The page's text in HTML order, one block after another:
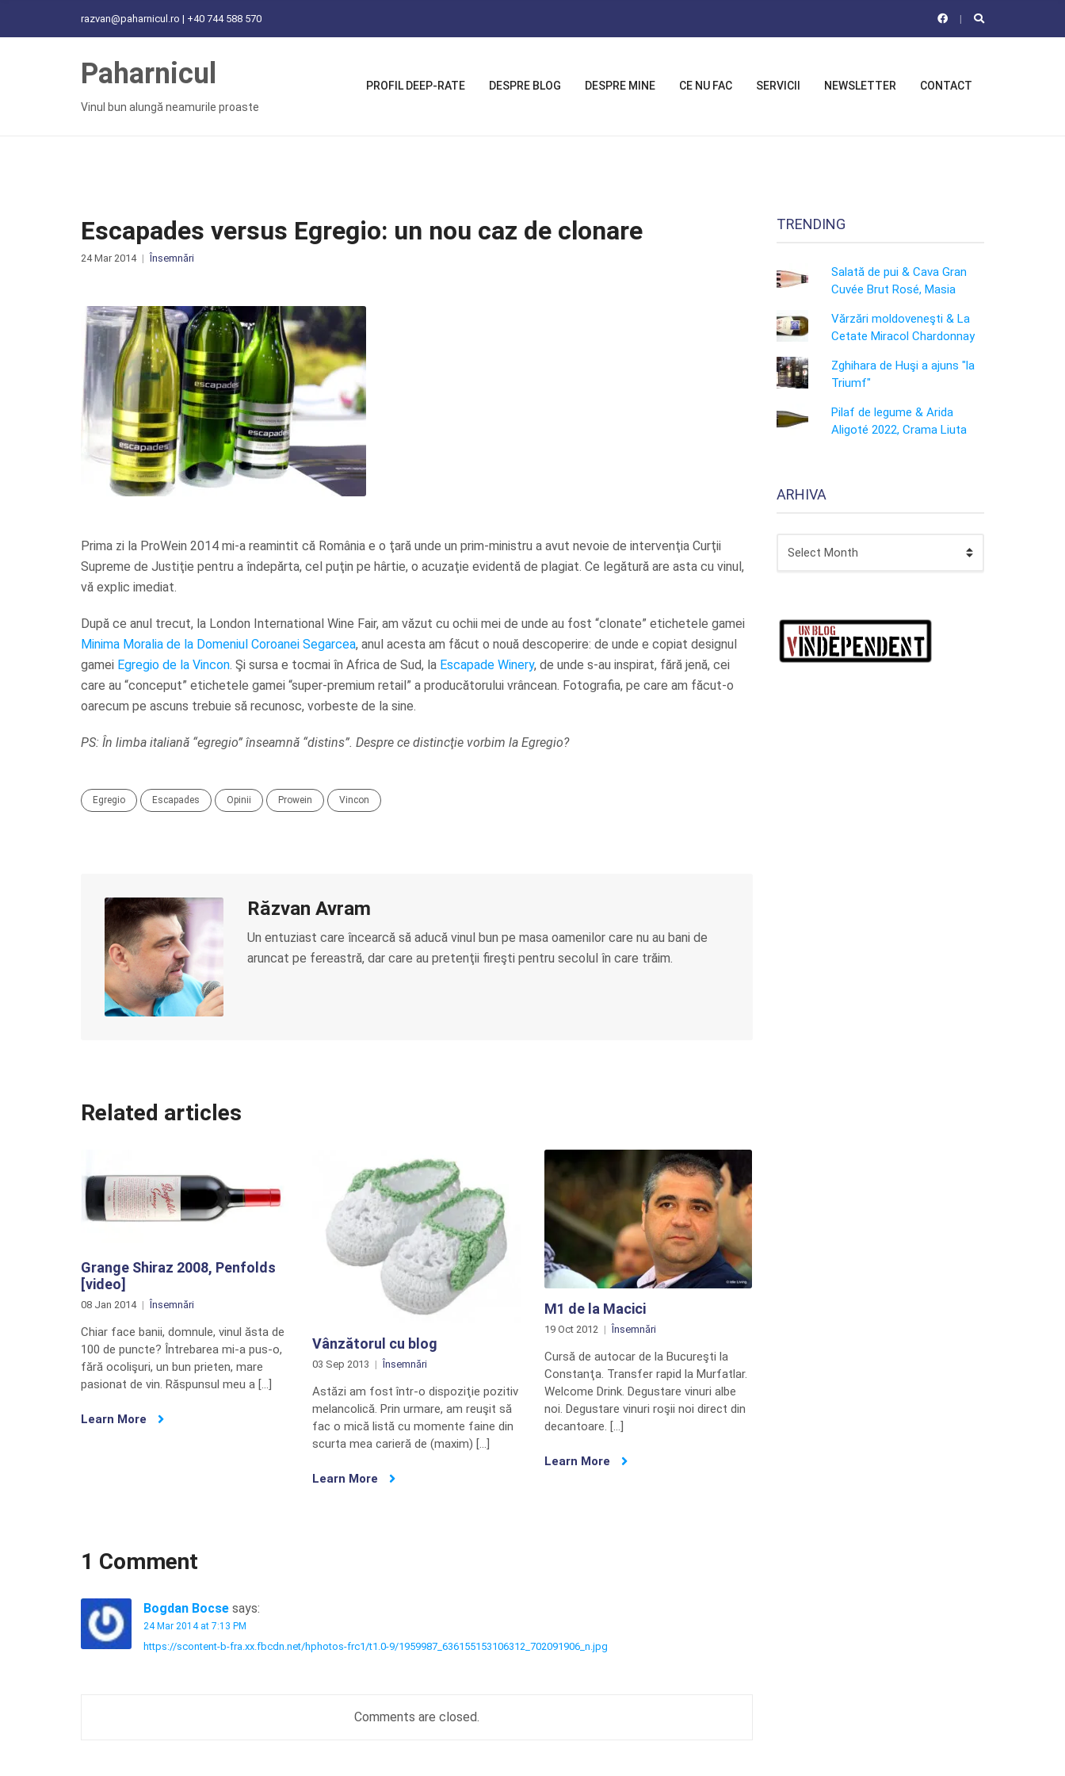
razvan@paharnicul.ro | +40 744 588 570
Paharnicul
Vinul bun alungă neamurile proaste
PROFIL DEEP-RATE DESPRE BLOG DESPRE MINE CE NU FAC SERVICII NEWSLETTER CONTACT
Escapades versus Egregio: un nou caz de clonare
24 Mar 2014 Însemnări
Prima zi la ProWein 2014 mi-a reamintit că România e o ţară unde un prim-ministru a avut nevoie de intervenţia Curţii
Supreme de Justiţie pentru a îndepărta, cel puţin pe hârtie, o acuzaţie evidentă de plagiat. Ce legătură are asta cu vinul,
vă explic imediat.
După ce anul trecut, la London International Wine Fair, am văzut cu ochii mei de unde au fost “clonate” etichetele gamei
Minima Moralia de la Domeniul Coroanei Segarcea, anul acesta am făcut o nouă descoperire: de unde e copiat designul
gamei Egregio de la Vincon. Şi sursa e tocmai în Africa de Sud, la Escapade Winery, de unde s-au inspirat, fără jenă, cei
care au “conceput” etichetele gamei “super-premium retail” a producătorului vrâncean. Fotografia, pe care am făcut-o
oarecum pe ascuns trebuie să recunosc, vorbeste de la sine.
PS: În limba italiană “egregio” înseamnă “distins”. Despre ce distincţie vorbim la Egregio?
Egregio Escapades Opinii Prowein Vincon
Răzvan Avram
Un entuziast care încearcă să aducă vinul bun pe masa oamenilor care nu au bani de
aruncat pe fereastră, dar care au pretenţii fireşti pentru secolul în care trăim.
Related articles
Grange Shiraz 2008, Penfolds
[video]
08 Jan 2014 Însemnări
Chiar face banii, domnule, vinul ăsta de
100 de puncte? Întrebarea mi-a pus-o,
fără ocolişuri, un bun prieten, mare
pasionat de vin. Răspunsul meu a […]
Learn More
Vânzătorul cu blog
03 Sep 2013 Însemnări
Astăzi am fost într-o dispoziţie pozitiv
melancolică. Prin urmare, am reuşit să
fac o mică listă cu momente faine din
scurta mea carieră de (maxim) […]
Learn More
M1 de la Macici
19 Oct 2012 Însemnări
Cursă de autocar de la Bucureşti la
Constanţa. Transfer rapid la Murfatlar.
Welcome Drink. Degustare vinuri albe
noi. Degustare vinuri roşii noi direct din
decantoare. […]
Learn More
1 Comment
Bogdan Bocse says:
24 Mar 2014 at 7:13 PM
https://scontent-b-fra.xx.fbcdn.net/hphotos-frc1/t1.0-9/1959987_636155153106312_702091906_n.jpg
Comments are closed.
TRENDING
Salată de pui & Cava Gran
Cuvée Brut Rosé, Masia
Vărzări moldoveneşti & La
Cetate Miracol Chardonnay
Zghihara de Huşi a ajuns "la
Triumf"
Pilaf de legume & Arida
Aligoté 2022, Crama Liuta
ARHIVA